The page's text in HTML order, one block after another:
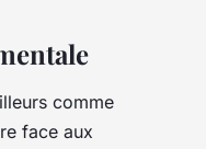
comme
face aux